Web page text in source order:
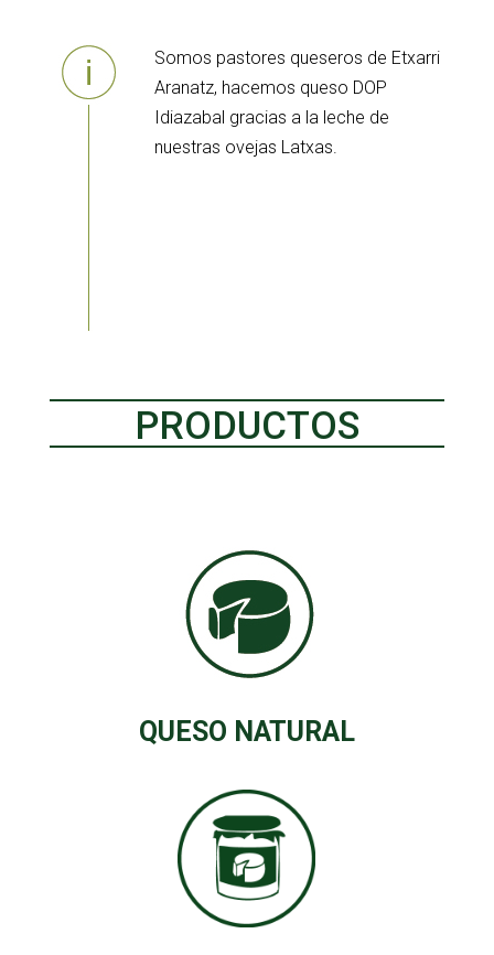
Somos pastores queseros de Etxarri
Aranatz, hacemos queso DOP
Idiazabal gracias a la leche de
nuestras ovejas Latxas.
PRODUCTOS
QUESO NATURAL